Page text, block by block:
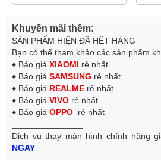
Khuyến mãi thêm:
SẢN PHẨM HIỆN ĐÃ HẾT HÀNG
Bạn có thể tham khảo các sản phẩm
♦ Báo giá XIAOMI rẻ nhất
♦ Báo giá SAMSUNG rẻ nhất
♦ Báo giá REALME rẻ nhất
♦ Báo giá VIVO rẻ nhất
♦ Báo giá OPPO rẻ nhất
Dịch vụ thay màn hình chính hãng
NGAY